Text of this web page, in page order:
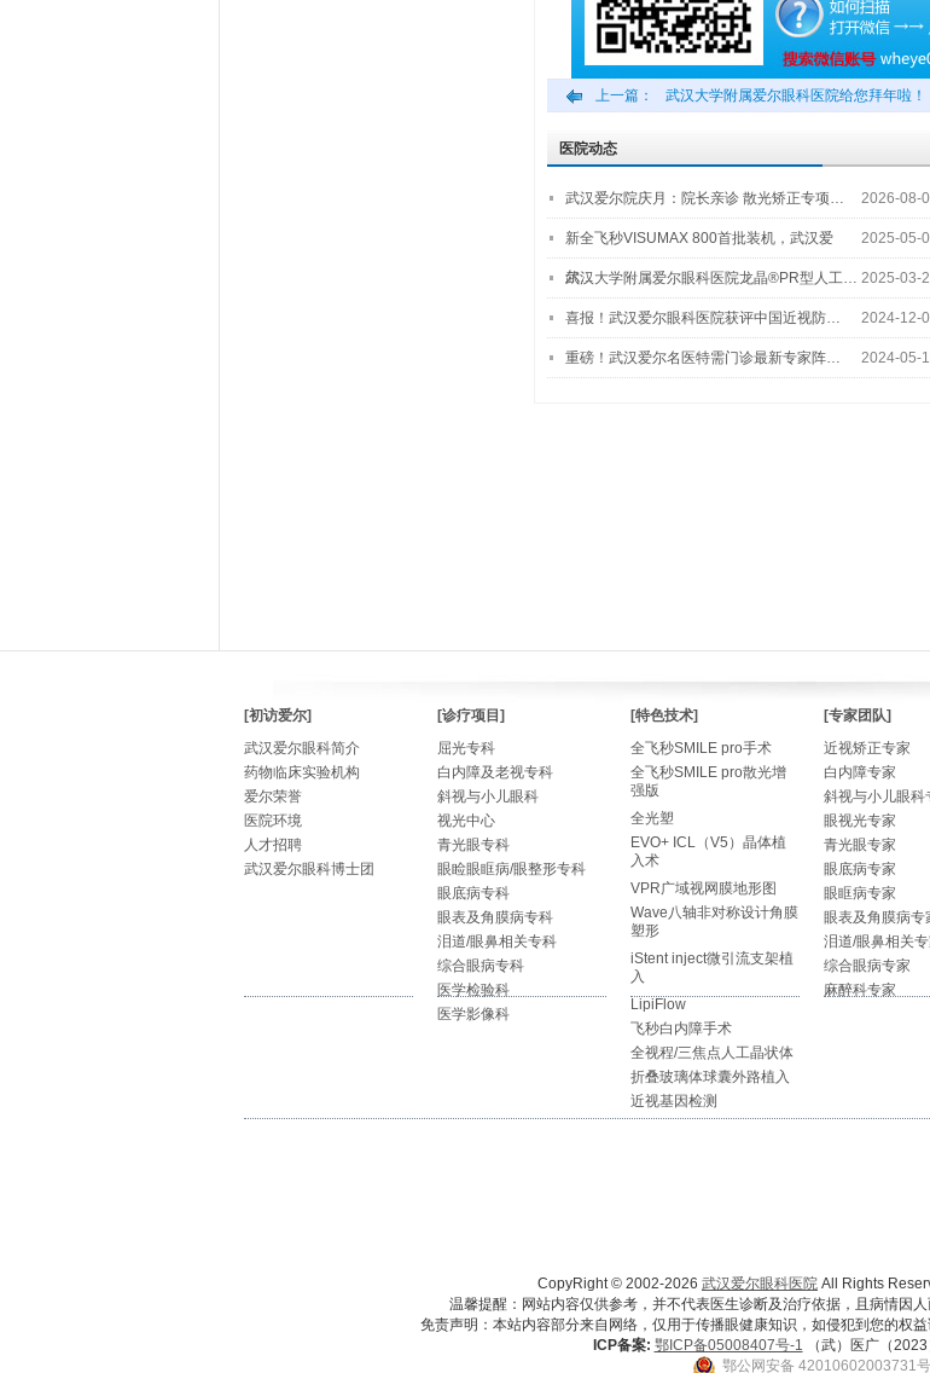
上一篇： 武汉大学附属爱尔眼科医院给您拜年啦！
医院动态
武汉爱尔院庆月：院长亲诊 散光矫正专项… 2026-08-
新全飞秒VISUMAX 800首批装机，武汉爱
尔…
2025-05-
武汉大学附属爱尔眼科医院龙晶®PR型人工… 2025-03-
喜报！武汉爱尔眼科医院获评中国近视防… 2024-12-
重磅！武汉爱尔名医特需门诊最新专家阵… 2024-05-
[初访爱尔]
武汉爱尔眼科简介
药物临床实验机构
爱尔荣誉
医院环境
人才招聘
武汉爱尔眼科博士团
[诊疗项目]
屈光专科
白内障及老视专科
斜视与小儿眼科
视光中心
青光眼专科
眼睑眼眶病/眼整形专科
眼底病专科
眼表及角膜病专科
泪道/眼鼻相关专科
综合眼病专科
医学检验科
医学影像科
[特色技术]
全飞秒SMILE pro手术
全飞秒SMILE pro散光增
强版
全光塑
EVO+ ICL（V5）晶体植
入术
VPR广域视网膜地形图
Wave八轴非对称设计角膜
塑形
iStent inject微引流支架植
入
LipiFlow
飞秒白内障手术
全视程/三焦点人工晶状体
折叠玻璃体球囊外路植入
近视基因检测
[专家团队]
近视矫正专家
白内障专家
斜视与小儿眼科
眼视光专家
青光眼专家
眼底病专家
眼眶病专家
眼表及角膜病专
泪道/眼鼻相关
综合眼病专家
麻醉科专家
CopyRight © 2002-2026 武汉爱尔眼科医院 All Rights
温馨提醒：网站内容仅供参考，并不代表医生诊断及治疗依据，且病情因
免责声明：本站内容部分来自网络，仅用于传播眼健康知识，如侵犯到您的权
ICP备案: 鄂ICP备05008407号-1 （武）医广（
鄂公网安备 42010602003731号